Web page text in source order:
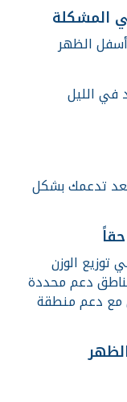
الظهر
في الليل
تدعمك بشكل
توزيع الوزن
دعم محددة
مع دعم منطقة